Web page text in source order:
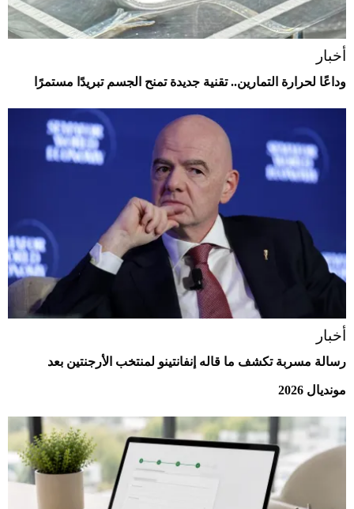
أخبار
وداعًا لحرارة التمارين.. تقنية جديدة تمنح الجسم تبريدًا مستمرًا
أخبار
رسالة مسربة تكشف ما قاله إنفانتينو لمنتخب الأرجنتين بعد
مونديال 2026